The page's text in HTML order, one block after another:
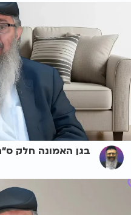
בגן האמונה חלק